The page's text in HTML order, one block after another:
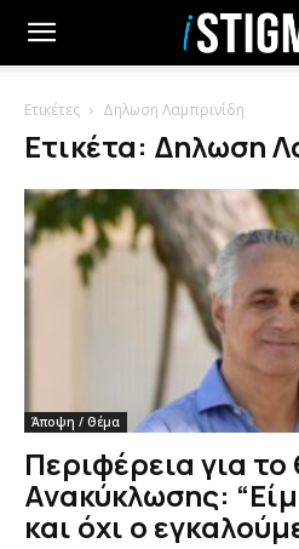
Ετικέτες Δηλωση Λαμπρινίδη
Ετικέτα: Δηλωση
Άποψη / Θέμα
Περιφέρεια για
Ανακύκλωσης:
και όχι ο